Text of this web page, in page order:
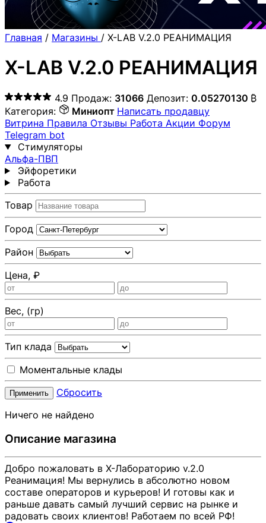
Главная / Магазины / X-LAB V.2.0 РЕАНИМАЦИЯ
X-LAB V.2.0 РЕАНИМАЦИЯ
4.9 Продаж: 31066 Депозит: 0.05270130 ₿
Категория:
Миниопт Написать продавцу
Витрина Правила Отзывы Работа Акции Форум
Telegram bot
Стимуляторы
Альфа-ПВП
Эйфоретики
Работа
Товар
Город
Район
Цена, ₽
Вес, (гр)
Тип клада
Моментальные клады
Применить
Сбросить
Ничего не найдено
Описание магазина
Добро пожаловать в X-Лабораторию v.2.0
Реанимация! Мы вернулись в абсолютно новом
составе операторов и курьеров! И готовы как и
раньше давать самый лучший сервис на рынке и
радовать своих клиентов! Работаем по всей РФ!